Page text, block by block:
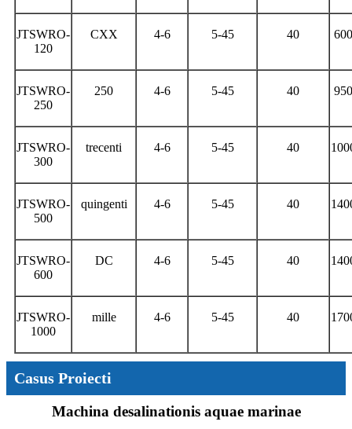
JTSWRO-
120
CXX 4-6 5-45 40
JTSWRO-
250
250 4-6 5-45 40
JTSWRO-
300
trecenti 4-6 5-45 40
JTSWRO-
500
quingenti 4-6 5-45 40
JTSWRO-
600
DC 4-6 5-45 40
JTSWRO-
1000
mille 4-6 5-45 40
Casus Proiecti
Machina desalinationis aquae marinae